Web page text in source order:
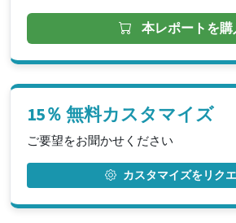
本レポートを購
15％ 無料カスタマイズ
ご要望をお聞かせください
カスタマイズをリク